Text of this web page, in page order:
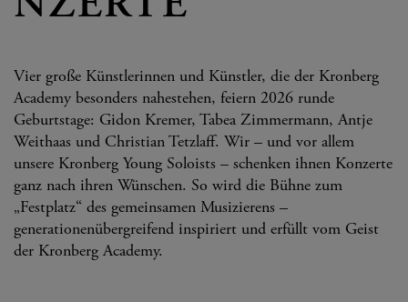
Vier große Künstlerinnen und Künstler, die der Kronberg
Academy besonders nahestehen, feiern 2026 runde
Geburtstage: Gidon Kremer, Tabea Zimmermann, Antje
Weithaas und Christian Tetzlaff. Wir – und vor allem
unsere Kronberg Young Soloists – schenken ihnen Konzerte
ganz nach ihren Wünschen. So wird die Bühne zum
„Festplatz“ des gemeinsamen Musizierens –
generationenübergreifend inspiriert und erfüllt vom Geist
der Kronberg Academy.